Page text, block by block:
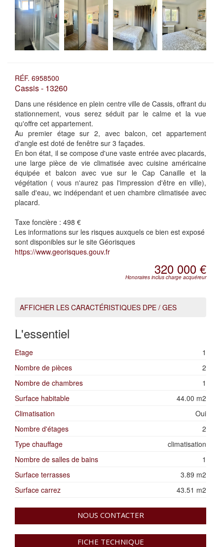
RÉF. 6958500
Cassis - 13260
Dans une résidence en plein centre ville de Cassis, offrant du
stationnement, vous serez séduit par le calme et la vue
qu'offre cet appartement.
Au premier étage sur 2, avec balcon, cet appartement
d'angle est doté de fenêtre sur 3 façades.
En bon état, il se compose d'une vaste entrée avec placards,
une large pièce de vie climatisée avec cuisine américaine
équipée et balcon avec vue sur le Cap Canaille et la
végétation ( vous n'aurez pas l'impression d'être en ville),
salle d'eau, wc indépendant et uen chambre climatisée avec
placard.
Taxe foncière : 498 €
Les informations sur les risques auxquels ce bien est exposé
sont disponibles sur le site Géorisques
https://www.georisques.gouv.fr
320 000 €
Honoraires inclus charge acquéreur
AFFICHER LES CARACTÉRISTIQUES DPE / GES
L'essentiel
Etage
1
Nombre de pièces
2
Nombre de chambres
1
Surface habitable
44.00 m2
Climatisation
Oui
Nombre d'étages
2
Type chauffage
climatisation
Nombre de salles de bains
1
Surface terrasses
3.89 m2
Surface carrez
43.51 m2
NOUS CONTACTER
FICHE TECHNIQUE